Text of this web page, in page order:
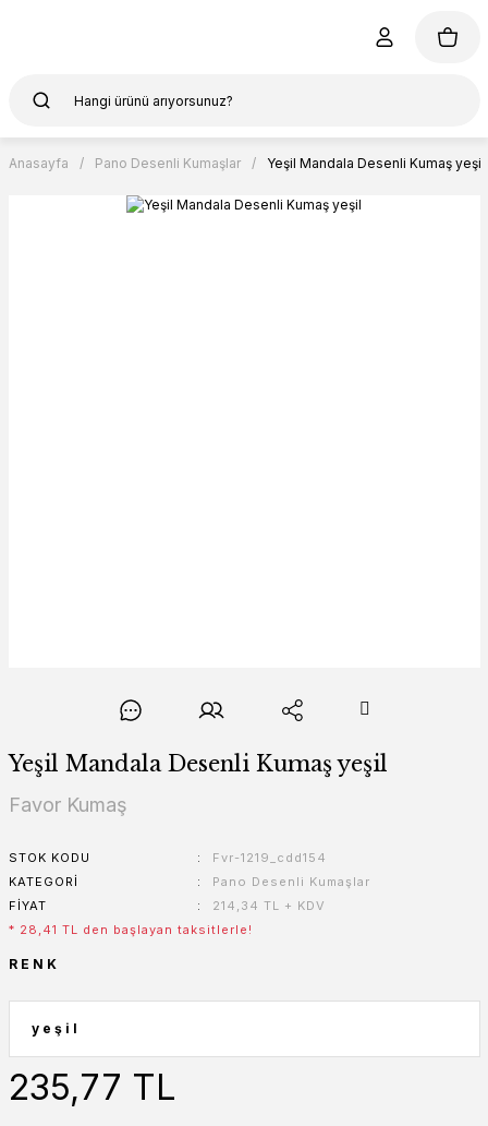
Anasayfa Pano Desenli Kumaşlar Yeşil Mandala Desenli Kumaş yeşil
Yeşil Mandala Desenli Kumaş yeşil
Favor Kumaş
STOK KODU
Fvr-1219_cdd154
KATEGORI
Pano Desenli Kumaşlar
FIYAT
214,34 TL + KDV
* 28,41 TL den başlayan taksitlerle!
RENK
235,77 TL